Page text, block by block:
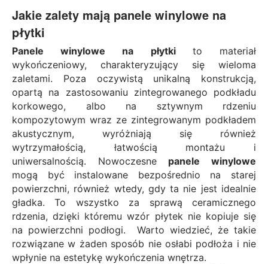
Jakie zalety mają panele winylowe na
płytki
Panele winylowe na płytki to materiał
wykończeniowy, charakteryzujący się wieloma
zaletami. Poza oczywistą unikalną konstrukcją,
opartą na zastosowaniu zintegrowanego podkładu
korkowego, albo na sztywnym rdzeniu
kompozytowym wraz ze zintegrowanym podkładem
akustycznym, wyróżniają się również
wytrzymałością, łatwością montażu i
uniwersalnością. Nowoczesne panele winylowe
mogą być instalowane bezpośrednio na starej
powierzchni, również wtedy, gdy ta nie jest idealnie
gładka. To wszystko za sprawą ceramicznego
rdzenia, dzięki któremu wzór płytek nie kopiuje się
na powierzchni podłogi. Warto wiedzieć, że takie
rozwiązane w żaden sposób nie osłabi podłoża i nie
wpłynie na estetykę wykończenia wnętrza.